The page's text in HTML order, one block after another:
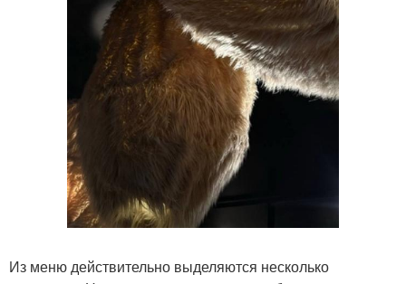
Из меню действительно выделяются несколько